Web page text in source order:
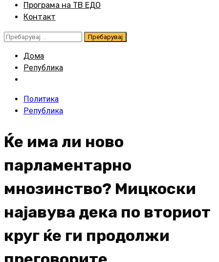
Програма на ТВ ЕДО
Контакт
Пребарувај
Дома
Република
Политика
Република
Ќе има ли ново
парламентарно
мнозинство? Мицкоски
најавува дека по вториот
круг ќе ги продолжи